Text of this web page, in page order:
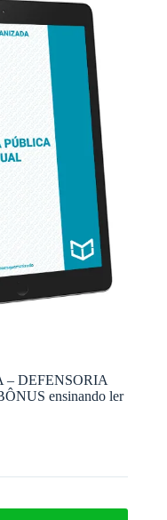
DEFENSORIA
ensinando ler